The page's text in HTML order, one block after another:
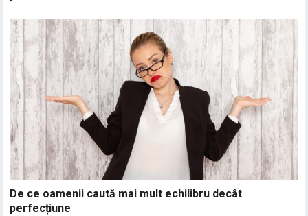
De ce oamenii caută mai mult echilibru decât
perfecțiune